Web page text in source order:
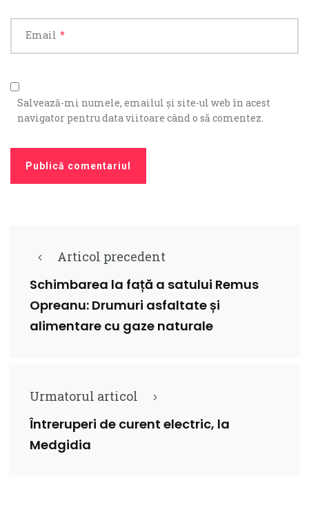
Email *
Salvează-mi numele, emailul și site-ul web în acest
navigator pentru data viitoare când o să comentez.
Articol precedent
Schimbarea la față a satului Remus
Opreanu: Drumuri asfaltate și
alimentare cu gaze naturale
Urmatorul articol
Întreruperi de curent electric, la
Medgidia